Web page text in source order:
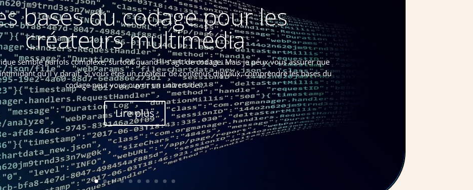
bases du codage pour les
créateurs multimédia
semble parfois complexe, surtout quand il s'agit de codage. Mais je peux vous assurer que
qu'il y paraît. Si vous êtes un créateur de contenus digitaux, comprendre les bases du
codage peut vous ouvrir un univers de...
Lire plus